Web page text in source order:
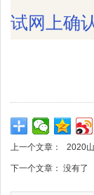
试网上确
上一个文章： 2020
下一个文章： 没有了